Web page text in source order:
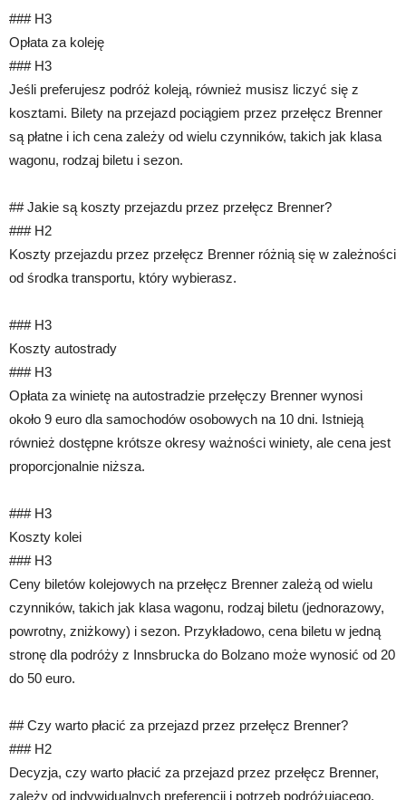
### H3
Opłata za koleję
### H3
Jeśli preferujesz podróż koleją, również musisz liczyć się z
kosztami. Bilety na przejazd pociągiem przez przełęcz Brenner
są płatne i ich cena zależy od wielu czynników, takich jak klasa
wagonu, rodzaj biletu i sezon.
## Jakie są koszty przejazdu przez przełęcz Brenner?
### H2
Koszty przejazdu przez przełęcz Brenner różnią się w zależności
od środka transportu, który wybierasz.
### H3
Koszty autostrady
### H3
Opłata za winietę na autostradzie przełęczy Brenner wynosi
około 9 euro dla samochodów osobowych na 10 dni. Istnieją
również dostępne krótsze okresy ważności winiety, ale cena jest
proporcjonalnie niższa.
### H3
Koszty kolei
### H3
Ceny biletów kolejowych na przełęcz Brenner zależą od wielu
czynników, takich jak klasa wagonu, rodzaj biletu (jednorazowy,
powrotny, zniżkowy) i sezon. Przykładowo, cena biletu w jedną
stronę dla podróży z Innsbrucka do Bolzano może wynosić od 20
do 50 euro.
## Czy warto płacić za przejazd przez przełęcz Brenner?
### H2
Decyzja, czy warto płacić za przejazd przez przełęcz Brenner,
zależy od indywidualnych preferencji i potrzeb podróżującego.